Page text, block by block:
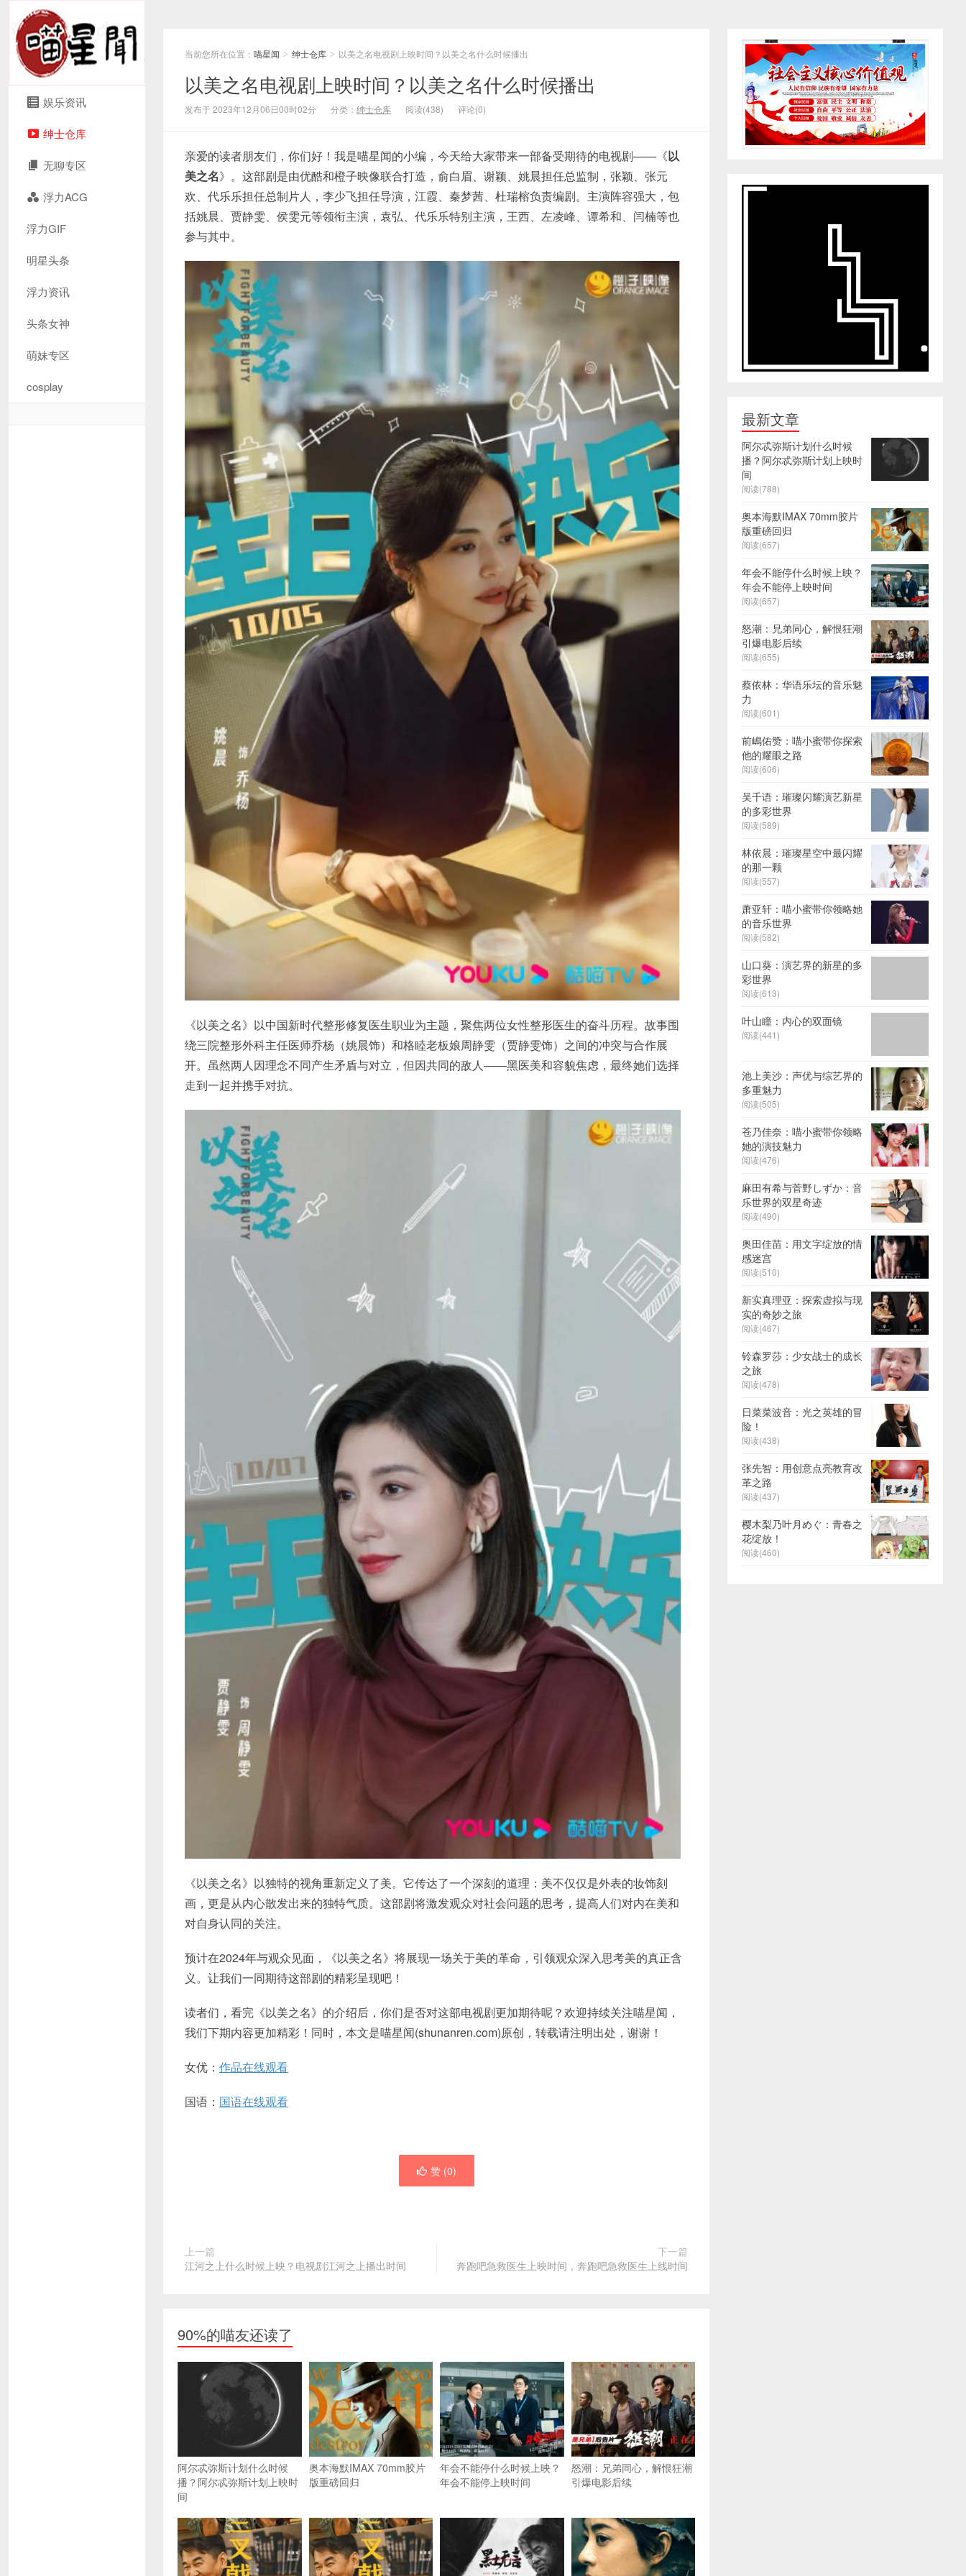
娱乐资讯
绅士仓库
无聊专区
浮力ACG
浮力GIF
明星头条
浮力资讯
头条女神
萌妹专区
cosplay
当前您所在位置： 喵星闻 > 绅士仓库 > 以美之名电视剧上映时间？以美之名什么时候播出
以美之名电视剧上映时间？以美之名什么时候播出
发布于 2023年12月06日00时02分 分类： 绅士仓库 阅读(438) 评论(0)
亲爱的读者朋友们，你们好！我是喵星闻的小编，今天给大家带来一部备受期待的电视剧——《以
美之名》。这部剧是由优酷和橙子映像联合打造，俞白眉、谢颖、姚晨担任总监制，张颖、张元
欢、代乐乐担任总制片人，李少飞担任导演，江霞、秦梦茜、杜瑞榕负责编剧。主演阵容强大，包
括姚晨、贾静雯、侯雯元等领衔主演，袁弘、代乐乐特别主演，王西、左凌峰、谭希和、闫楠等也
参与其中。
《以美之名》以中国新时代整形修复医生职业为主题，聚焦两位女性整形医生的奋斗历程。故事围
绕三院整形外科主任医师乔杨（姚晨饰）和格睦老板娘周静雯（贾静雯饰）之间的冲突与合作展
开。虽然两人因理念不同产生矛盾与对立，但因共同的敌人——黑医美和容貌焦虑，最终她们选择
走到一起并携手对抗。
《以美之名》以独特的视角重新定义了美。它传达了一个深刻的道理：美不仅仅是外表的妆饰刻
画，更是从内心散发出来的独特气质。这部剧将激发观众对社会问题的思考，提高人们对内在美和
对自身认同的关注。
预计在2024年与观众见面，《以美之名》将展现一场关于美的革命，引领观众深入思考美的真正含
义。让我们一同期待这部剧的精彩呈现吧！
读者们，看完《以美之名》的介绍后，你们是否对这部电视剧更加期待呢？欢迎持续关注喵星闻，
我们下期内容更加精彩！同时，本文是喵星闻(shunanren.com)原创，转载请注明出处，谢谢！
女优： 作品在线观看
国语： 国语在线观看
赞 (0)
上一篇
江河之上什么时候上映？电视剧江河之上播出时间
下一篇
奔跑吧急救医生上映时间，奔跑吧急救医生上线时间
90%的喵友还读了
阿尔忒弥斯计划什么时候
播？阿尔忒弥斯计划上映时
间
奥本海默IMAX 70mm胶片
版重磅回归
年会不能停什么时候上映？
年会不能停上映时间
怒潮：兄弟同心，解恨狂潮
引爆电影后续
最新文章
阿尔忒弥斯计划什么时候
播？阿尔忒弥斯计划上映时
间
阅读(788)
奥本海默IMAX 70mm胶片
版重磅回归
阅读(657)
年会不能停什么时候上映？
年会不能停上映时间
阅读(657)
怒潮：兄弟同心，解恨狂潮
引爆电影后续
阅读(655)
蔡依林：华语乐坛的音乐魅
力
阅读(601)
前嶋佑赞：喵小蜜带你探索
他的耀眼之路
阅读(606)
吴千语：璀璨闪耀演艺新星
的多彩世界
阅读(589)
林依晨：璀璨星空中最闪耀
的那一颗
阅读(557)
萧亚轩：喵小蜜带你领略她
的音乐世界
阅读(582)
山口葵：演艺界的新星的多
彩世界
阅读(613)
叶山瞳：内心的双面镜
阅读(441)
池上美沙：声优与综艺界的
多重魅力
阅读(505)
苍乃佳奈：喵小蜜带你领略
她的演技魅力
阅读(476)
麻田有希与菅野しずか：音
乐世界的双星奇迹
阅读(490)
奥田佳苗：用文字绽放的情
感迷宫
阅读(510)
新实真理亚：探索虚拟与现
实的奇妙之旅
阅读(467)
铃森罗莎：少女战士的成长
之旅
阅读(478)
日菜菜波音：光之英雄的冒
险！
阅读(438)
张先智：用创意点亮教育改
革之路
阅读(437)
樱木梨乃叶月めぐ：青春之
花绽放！
阅读(460)